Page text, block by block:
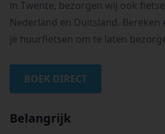
in Twente, bezorgen wij ook
Nederland en Duitsland. Bereken
je huurfietsen om te laten
BOEK DIRECT
Belangrijk